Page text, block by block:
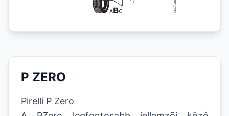
P ZERO
Pirelli P Zero